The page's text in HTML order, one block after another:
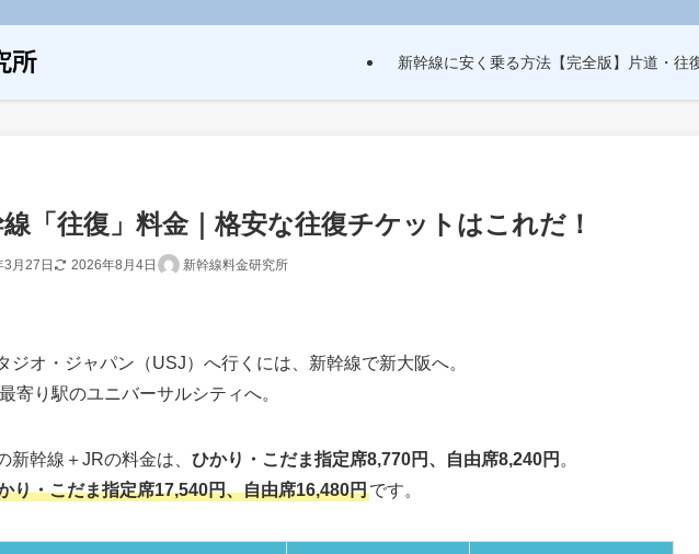
新幹線に安く乗る方法【完全版】片道・往
「往復」料金｜格安な往復チケットはこれだ！
3月27日 2026年8月4日 新幹線料金研究所
ジオ・ジャパン（USJ）へ行くには、新幹線で新大阪へ。
寄り駅のユニバーサルシティへ。
新幹線＋JRの料金は、 ひかり・こだま指定席8,770円、自由席8,240円 。
り・こだま指定席17,540円、自由席16,480円です。